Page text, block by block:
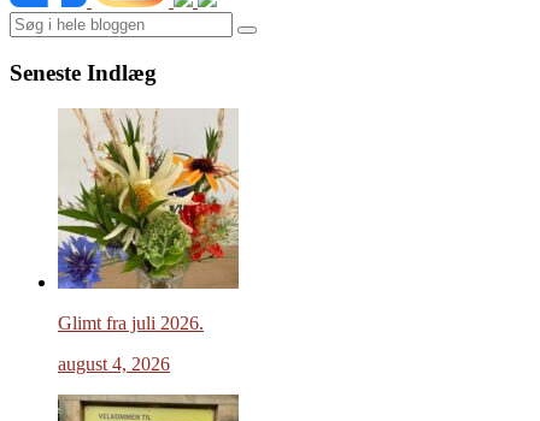
Search
Seneste Indlæg
Glimt fra juli 2026.
august 4, 2026